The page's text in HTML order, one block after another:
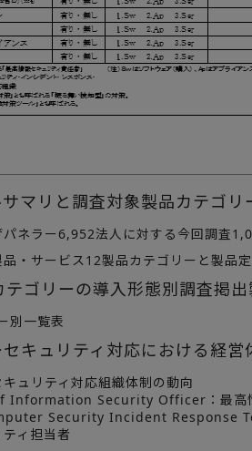
マリと調査対象製品カテゴリ
ネラー6,952法人に対する今回調査
・サービス12製品カテゴリーと製品
ゴリーの導入形態別調査掲出
別一覧表
キュリティ対応における経営
ュリティ対応組織体制の動向
Security Officer：最高情
Security Incident Response
ィ担当者